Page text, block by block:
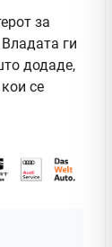
за
ги
додаде,
се